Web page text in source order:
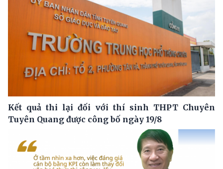
Kết quả thi lại đối với thí sinh THPT Chuyên
Tuyên Quang được công bố ngày 19/8